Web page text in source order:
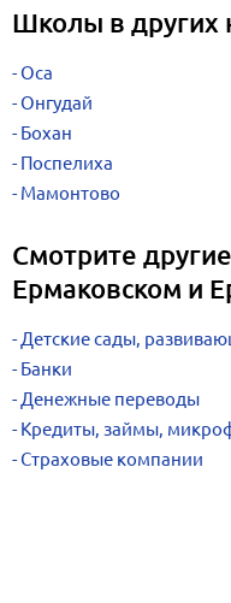
Школы в других
Оса
Онгудай
Бохан
Поспелиха
Мамонтово
Смотрите
Ермаковском и
Детские сады,
Банки
Денежные переводы
Кредиты, займы,
Страховые компании